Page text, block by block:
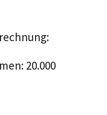
20.000